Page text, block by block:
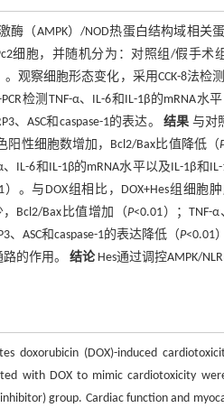
酶（AMPK）/NOD热蛋白结构域相关
细胞，并随机分为：对照组/假手术
）。观察细胞形态变化，采用CCK-8法
检测TNF-α、IL-6和IL-1β的mRNA水
、ASC和caspase-1的表达。结果 与对
阳性细胞数增加，Bcl2/Bax比值降低（
IL-6和IL-1β的mRNA水平以及IL-1β和
）。与DOX组相比，DOX+Hes组细
，Bcl2/Bax比值增加（P<0.01）；TNF-
、ASC和caspase-1的表达降低（P<0.01
的作用。 结论Hes通过调控AMPK/
doxorubicin (DOX)-induced
with DOX to mimic cardiotoxicity
inhibitor) group. Cardiac function and